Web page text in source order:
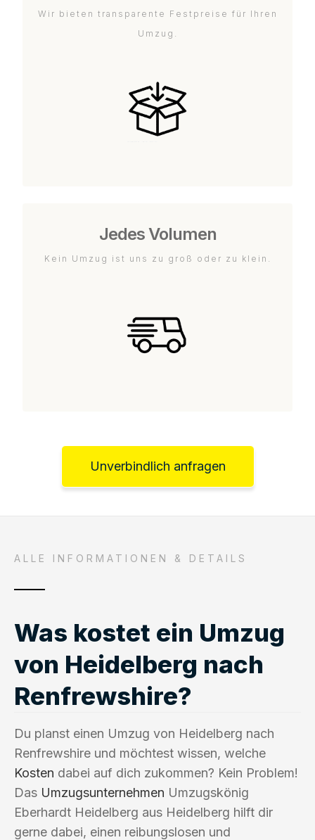
Wir bieten transparente Festpreise für Ihren
Umzug.
Jedes Volumen
Kein Umzug ist uns zu groß oder zu klein.
Unverbindlich anfragen
ALLE INFORMATIONEN & DETAILS
Was kostet ein Umzug
von Heidelberg nach
Renfrewshire?
Du planst einen Umzug von Heidelberg nach
Renfrewshire und möchtest wissen, welche
Kosten dabei auf dich zukommen? Kein Problem!
Das Umzugsunternehmen Umzugskönig
Eberhardt Heidelberg aus Heidelberg hilft dir
gerne dabei, einen reibungslosen und